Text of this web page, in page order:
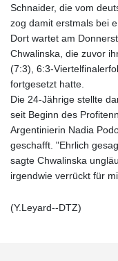
Schnaider, die vom
zog damit erstmals bei
Dort wartet am
Chwalinska, die zuvor
(7:3), 6:3-
fortgesetzt hatte.
Die 24-Jährige stellte
seit Beginn des
Argentinierin Nadia
geschafft. "Ehrlich
sagte Chwalinska
irgendwie verrückt für
(Y.Leyard--DTZ)